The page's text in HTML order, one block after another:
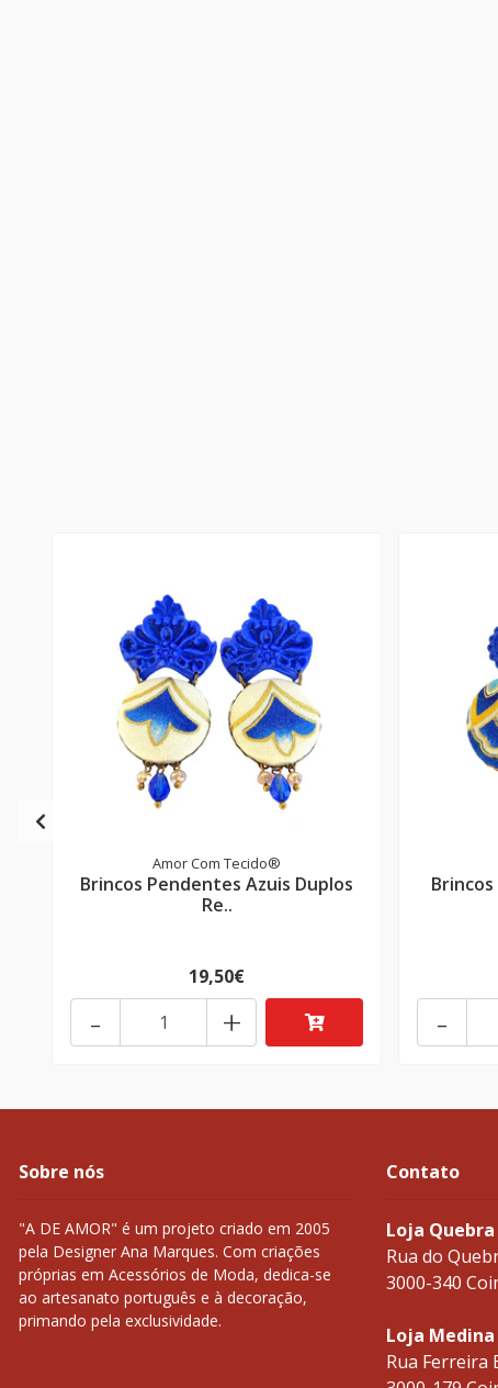
Amor Com Tecido®
Brincos Pendentes Azuis Duplos
Re..
19,50€
+
- -
Sobre nós
"A DE AMOR" é um projeto criado em 2005
pela Designer Ana Marques. Com criações
próprias em Acessórios de Moda, dedica-se
ao artesanato português e à decoração,
primando pela exclusividade.
Contato
Loja
Rua do
3000-340
Loja Medina
Rua Ferreira